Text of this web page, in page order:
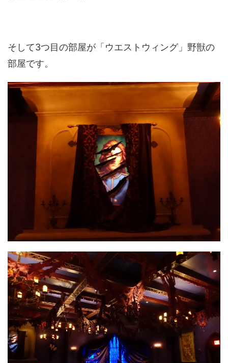
そして3つ目の部屋が「ウエストウィング」野獣の
部屋です。